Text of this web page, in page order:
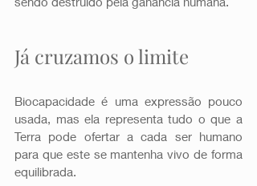
Já cruzamos o limite
Biocapacidade é uma expressão pouco
usada, mas ela representa tudo o que a
Terra pode ofertar a cada ser humano
para que este se mantenha vivo de forma
equilibrada.